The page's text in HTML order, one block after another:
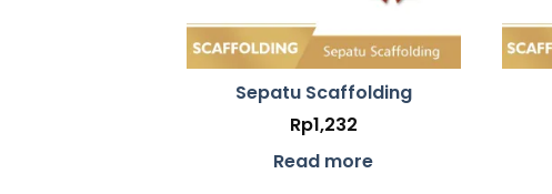
Sepatu Scaffolding
Rp1,232
Read more